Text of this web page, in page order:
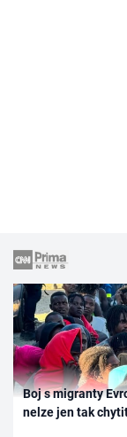
Boj s migranty
nelze jen tak